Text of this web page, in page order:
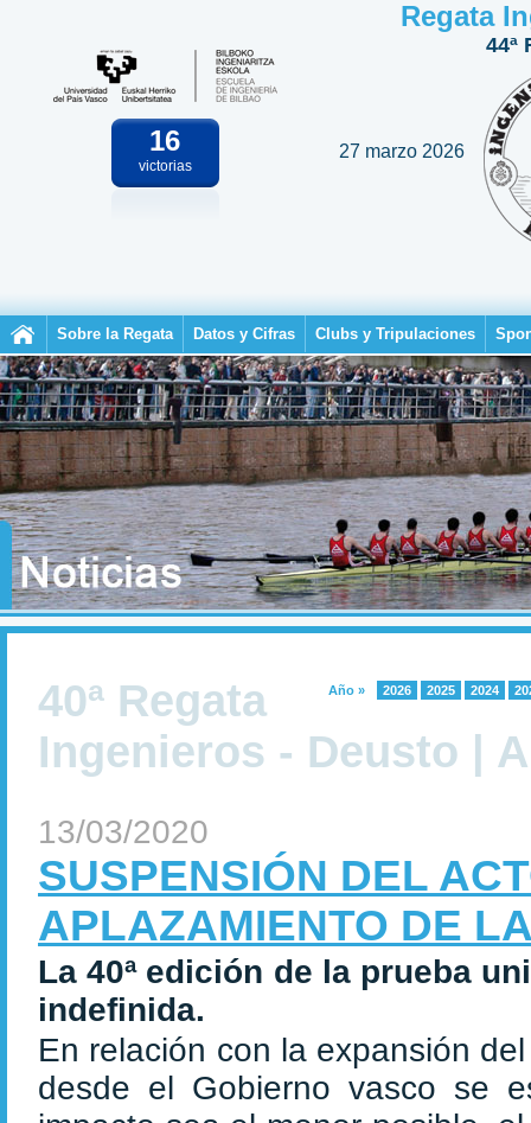
16
victorias
Regata
44ª
27 marzo 2026
Sobre la Regata Datos y Cifras Clubs y Tripulaciones
2026 2025 2024
Año »
40ª Regata
Ingenieros - Deusto |
13/03/2020
SUSPENSIÓN DEL
APLAZAMIENTO DE
La 40ª edición de la prueba
indefinida.
En relación con la expansión
desde el Gobierno vasco se